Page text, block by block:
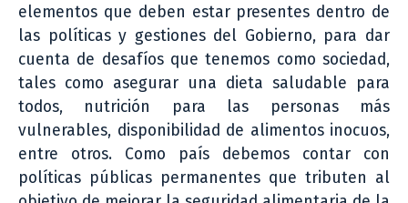
elementos que deben estar presentes dentro de
las políticas y gestiones del Gobierno, para dar
cuenta de desafíos que tenemos como sociedad,
tales como asegurar una dieta saludable para
todos, nutrición para las personas más
vulnerables, disponibilidad de alimentos inocuos,
entre otros. Como país debemos contar con
políticas públicas permanentes que tributen al